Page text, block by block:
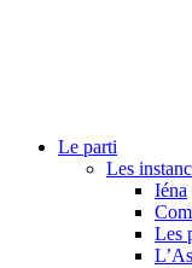
Le parti
Les
Iéna
Les